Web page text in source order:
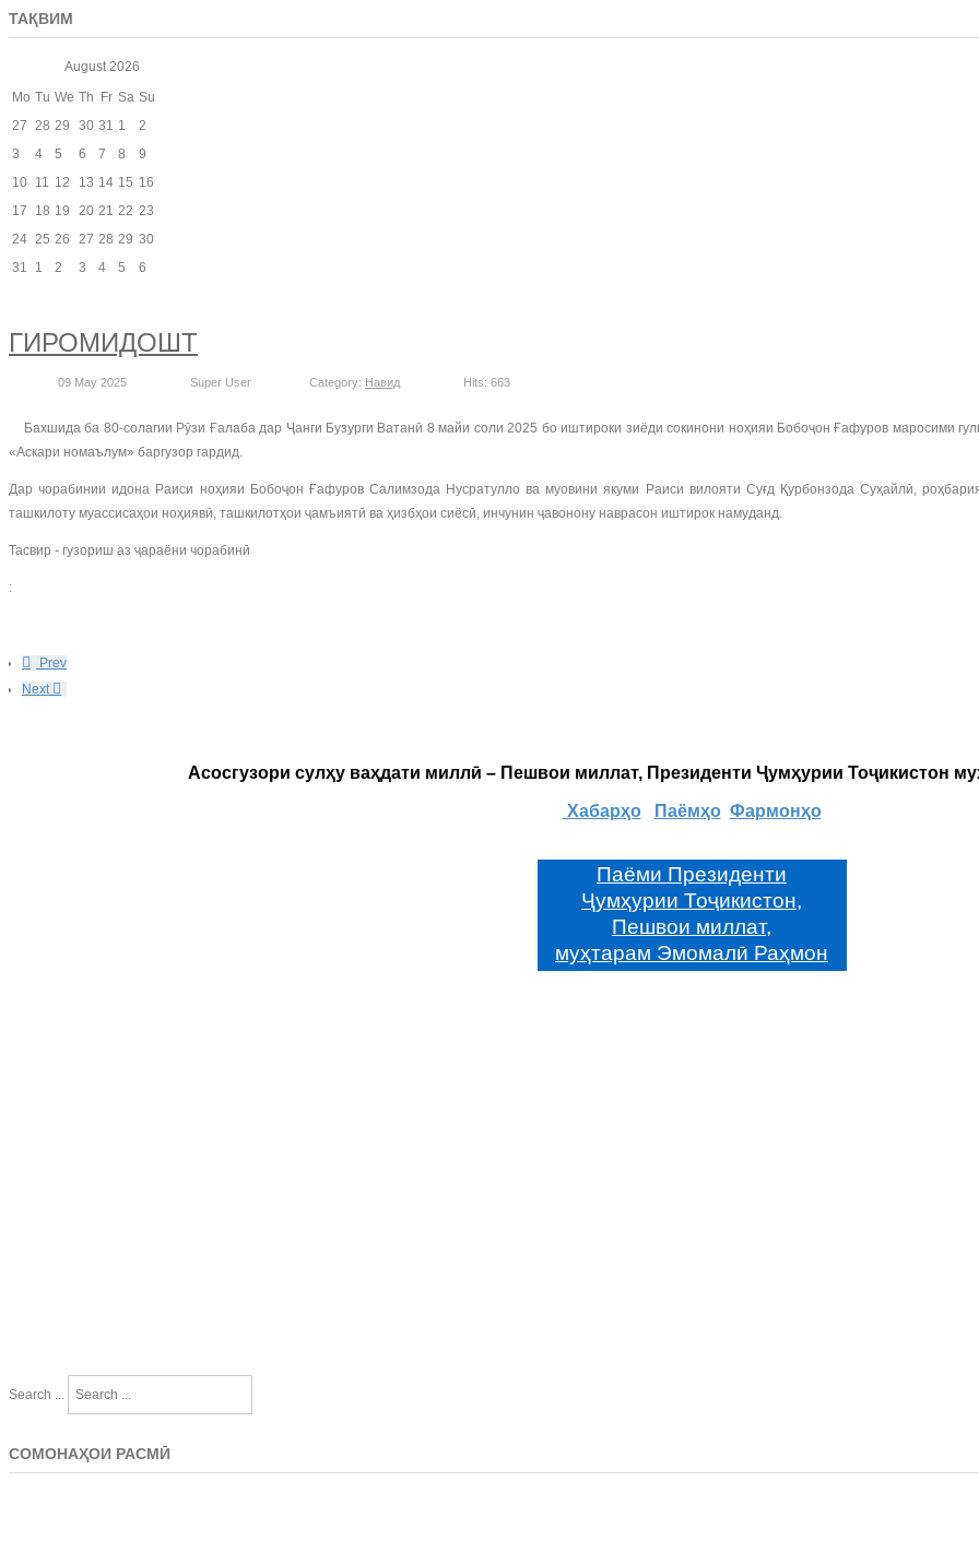
ТАҚВИМ
August 2026
Mo Tu We Th Fr Sa Su
27 28 29 30 31 1
2
3
4 5 6 7 8
9
10 11 12 13 14 15 16
17
18 19 20 21 22 23
24 25 26 27 28 29 30
31
1 2 3 4 5 6
ГИРОМИДОШТ
09 May 2025 Super User Category: Навид Hits: 663
Бахшида ба 80-солагии Рӯзи Ғалаба дар Ҷанги Бузурги Ватанӣ 8 майи соли 2025 бо иштироки зиёди сокинони ноҳияи Бобоҷон Ғафуров маросими
«Аскари номаълум» баргузор гардид.
Дар чорабинии идона Раиси ноҳияи Бобоҷон Ғафуров Салимзода Нусратулло ва муовини якуми Раиси вилояти Суғд Қурбонзода Суҳайлӣ,
ташкилоту муассисаҳои ноҳиявӣ, ташкилотҳои ҷамъиятӣ ва ҳизбҳои сиёсӣ, инчунин ҷавонону наврасон иштирок намуданд.
Тасвир - гузориш аз ҷараёни чорабинӣ
:
Prev
Next
Асосгузори сулҳу ваҳдати миллӣ – Пешвои миллат, Президенти Ҷумҳурии Тоҷикистон
Хабарҳо Паёмҳо Фармонҳо
Паёми Президенти
Ҷумҳурии Тоҷикистон,
Пешвои миллат,
муҳтарам Эмомалӣ Раҳмон
Search ...
СОМОНАҲОИ РАСМӢ